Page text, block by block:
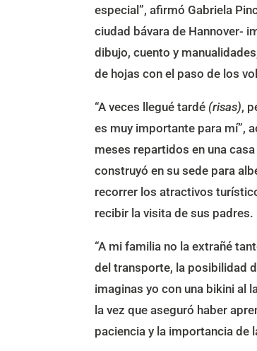
especial”, afirmó Gabriela
ciudad bávara de Hannover-
dibujo, cuento y
de hojas con el paso de los
“A veces llegué tardé (risas),
es muy importante para mí”,
meses repartidos en una
construyó en su sede para
recorrer los atractivos
recibir la visita de sus padres.
“A mi familia no la extrañé
del transporte, la posibilidad
imaginas yo con una bikini al
la vez que aseguró haber
paciencia y la importancia de